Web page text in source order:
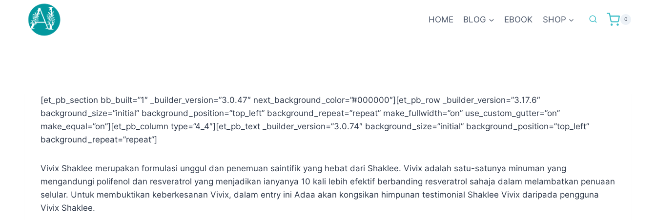
HOME BLOG EBOOK SHOP 0
[et_pb_section bb_built=”1″ _builder_version=”3.0.47″ next_background_color=”#000000″][et_pb_row _builder_version=”3.17.6″
background_size=”initial” background_position=”top_left” background_repeat=”repeat” make_fullwidth=”on” use_custom_gutter=”on”
make_equal=”on”][et_pb_column type=”4_4″][et_pb_text _builder_version=”3.0.74″ background_size=”initial” background_position=”top_left”
background_repeat=”repeat”]
Vivix Shaklee merupakan formulasi unggul dan penemuan saintifik yang hebat dari Shaklee. Vivix adalah satu-satunya minuman yang
mengandungi polifenol dan resveratrol yang menjadikan ianyanya 10 kali lebih efektif berbanding resveratrol sahaja dalam melambatkan penuaan
selular. Untuk membuktikan keberkesanan Vivix, dalam entry ini Adaa akan kongsikan himpunan testimonial Shaklee Vivix daripada pengguna
Vivix Shaklee.